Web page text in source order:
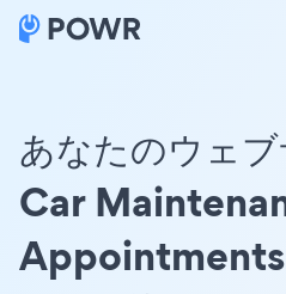
あなたのウェ
Car
Appointments